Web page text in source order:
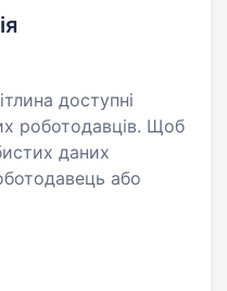
доступні
роботодавців. Щоб
даних
або